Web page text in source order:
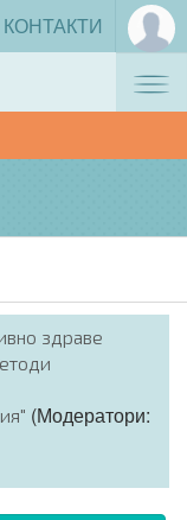
КОНТАКТИ
здраве
(Модератори: